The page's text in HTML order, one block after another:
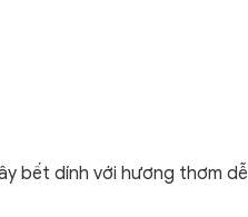
bết dính với hương thơm dễ